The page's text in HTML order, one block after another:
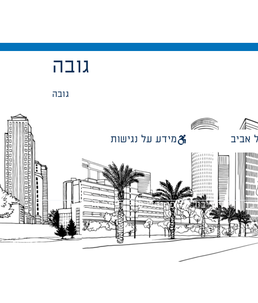
גובה
גובה
אביב מידע על נגישות
למבני ציבור על פי נהלי עיריית תל אביב-יפו.